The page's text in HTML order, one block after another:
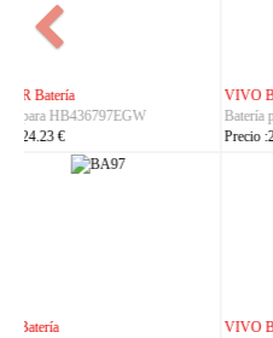
NOKIA Batería
Batería para BL-25AA
Precio :23.23 €
IHUNT Batería